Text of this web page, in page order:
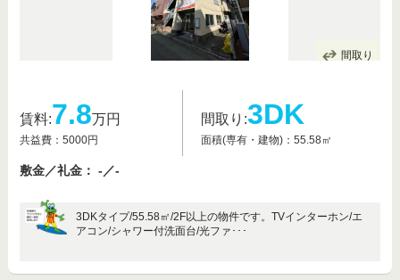
間取り
賃料:7.8万円
共益費：5000円
間取り:3DK
面積(専有・建物)：55.58㎡
敷金／礼金： -／-
3DKタイプ/55.58㎡/2F以上の物件です。TVインターホン/エ
アコン/シャワー付洗面台/光ファ･･･